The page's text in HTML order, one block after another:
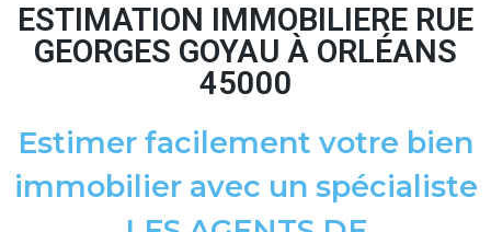
ESTIMATION IMMOBILIERE RUE
GEORGES GOYAU À ORLÉANS
45000
Estimer facilement votre bien
immobilier avec un spécialiste